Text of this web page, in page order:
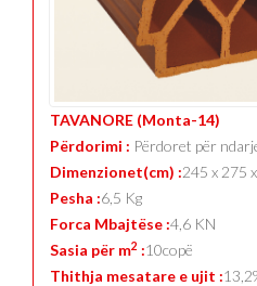
TAVANORE (Monta-14)
Përdorimi : Përdoret për
Dimenzionet(cm) :245 x 275
Pesha :6,5 Kg
Forca Mbajtëse :4,6 KN
Sasia për m2 :10copë
Thithja mesatare e ujit :